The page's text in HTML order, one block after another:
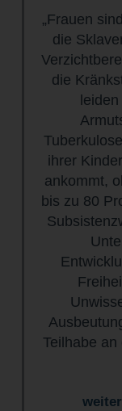
„Frauen
die
die
ihrer
ankommt,
bis zu 80
Teilhabe